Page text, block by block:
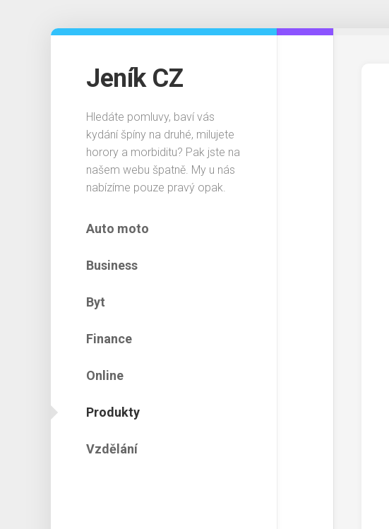
Jeník CZ
Hledáte pomluvy, baví vás
kydání špíny na druhé, milujete
horory a morbiditu? Pak jste na
našem webu špatně. My u nás
nabízíme pouze pravý opak.
Auto moto
Business
Byt
Finance
Online
Produkty
Vzdělání